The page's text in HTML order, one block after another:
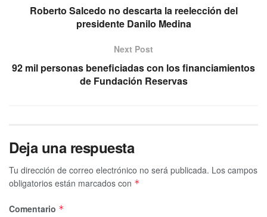
Roberto Salcedo no descarta la reelección del
presidente Danilo Medina
Next Post
92 mil personas beneficiadas con los financiamientos
de Fundación Reservas
Deja una respuesta
Tu dirección de correo electrónico no será publicada. Los campos
obligatorios están marcados con *
Comentario *